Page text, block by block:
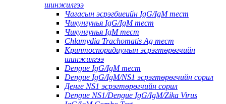
шинжилгээ
Чагасын эсрэгбиеийн IgG/IgM тест
Чикунгунья IgG/IgM тест
Чикунгунья IgM тест
Chlamydia Trachomatis Ag тест
Криптоспоридиумын эсрэгтөрөгчийн
шинжилгээ
Dengue IgG/IgM тест
Dengue IgG/IgM/NS1 эсрэгтөрөгчийн сорил
Денге NS1 эсрэгтөрөгчийн сорил
Dengue NS1/Dengue IgG/IgM/Zika Virus